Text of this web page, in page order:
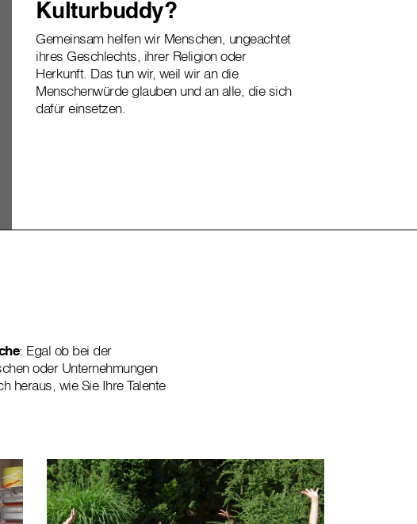
Kulturbuddy?
Gemeinsam helfen wir Menschen, ungeachtet
ihres Geschlechts, ihrer Religion oder
Herkunft. Das tun wir, weil wir an die
Menschenwürde glauben und an alle, die sich
dafür einsetzen.
: Egal ob bei der
oder Unternehmungen
heraus, wie Sie Ihre Talente